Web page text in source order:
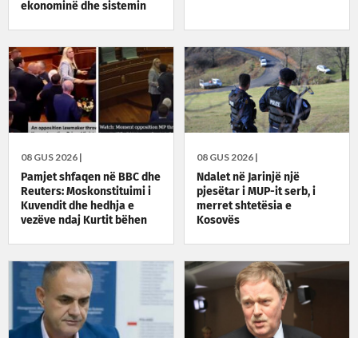
ekonominë dhe sistemin
08 GUS 2026 |
Pamjet shfaqen në BBC dhe
Reuters: Moskonstituimi i
Kuvendit dhe hedhja e
vezëve ndaj Kurtit bëhen
08 GUS 2026 |
Ndalet në Jarinjë një
pjesëtar i MUP-it serb, i
merret shtetësia e
Kosovës